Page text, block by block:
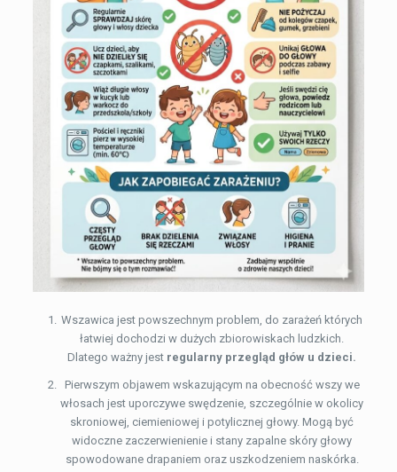
Wszawica jest powszechnym problem, do zarażeń których
łatwiej dochodzi w dużych zbiorowiskach ludzkich.
Dlatego ważny jest regularny przegląd głów u dzieci.
Pierwszym objawem wskazującym na obecność wszy we
włosach jest uporczywe swędzenie, szczególnie w okolicy
skroniowej, ciemieniowej i potylicznej głowy. Mogą być
widoczne zaczerwienienie i stany zapalne skóry głowy
spowodowane drapaniem oraz uszkodzeniem naskórka.